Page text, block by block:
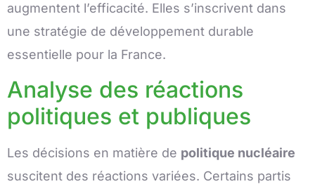
augmentent l’efficacité. Elles s’inscrivent dans
une stratégie de développement durable
essentielle pour la France.
Analyse des réactions
politiques et publiques
Les décisions en matière de politique nucléaire
suscitent des réactions variées. Certains partis